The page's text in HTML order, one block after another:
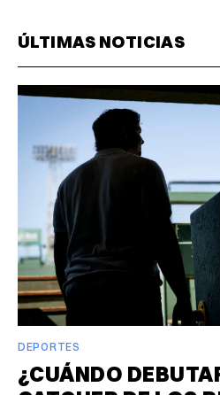
ÚLTIMAS NOTICIAS
DEPORTES
¿CUÁNDO